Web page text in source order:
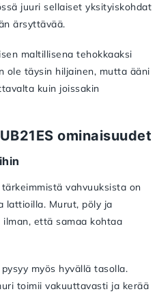
juuri sellaiset yksityiskohdat
ärsyttävää.
maltillisena tehokkaaksi
ole täysin hiljainen, mutta ääni
kuin joissakin
ominaisuudet
vahvuuksista on
lattioilla. Murut, pöly ja
että samaa kohtaa
myös hyvällä tasolla.
toimii vakuuttavasti ja kerää